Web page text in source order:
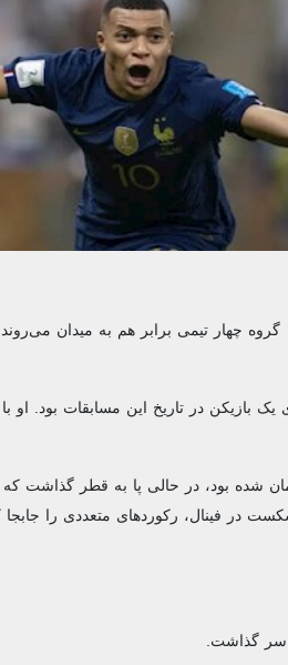
۸ روز دیگر جام جهانی ۲۰۲۶ آغاز می‌شود و ۴۸ تیم حاضر در این رقابت‌ها در ۱۲ گروه چهار
از درخشان‌ترین نمایش‌های یک بازیکن در تاریخ این
این در جام جهانی ۲۰۱۸ روسیه نیز ۴ گل زده و قهرمان شده بود، در